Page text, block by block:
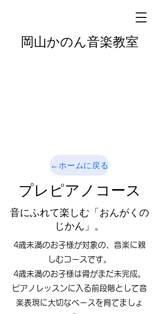
岡山かのん音楽教室
←ホームに戻る
プレピアノコース
音にふれて楽しむ「おんがくの
じかん」。
​4歳未満のお子様が対象の、音楽に親
しむコースです。
4歳未満のお子様は骨がまだ未完成。
ピアノレッスンに入る前段階として音
楽表現に大切なベースを育てましょ